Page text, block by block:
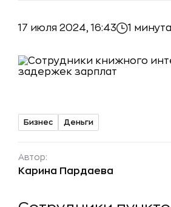
17 июля 2024, 16:43 1 минута
Бизнес Деньги
Автор:
Карина Пардаева